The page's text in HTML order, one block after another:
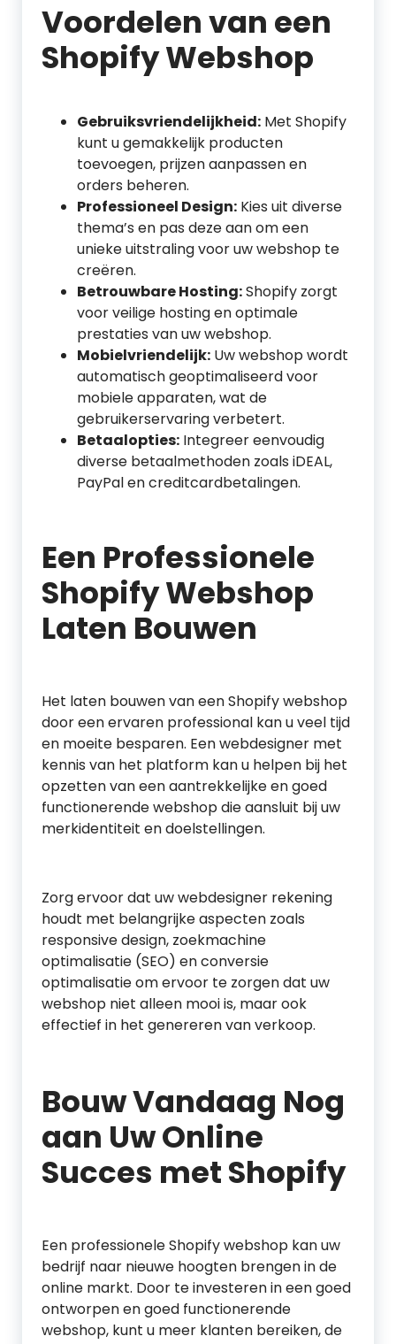
Voordelen van een
Shopify Webshop
Gebruiksvriendelijkheid: Met Shopify
kunt u gemakkelijk producten
toevoegen, prijzen aanpassen en
orders beheren.
Professioneel Design: Kies uit diverse
thema’s en pas deze aan om een
unieke uitstraling voor uw webshop te
creëren.
Betrouwbare Hosting:Shopify zorgt
voor veilige hosting en optimale
prestaties van uw webshop.
Mobielvriendelijk: Uw webshop wordt
automatisch geoptimaliseerd voor
mobiele apparaten, wat de
gebruikerservaring verbetert.
Betaalopties: Integreer eenvoudig
diverse betaalmethoden zoals iDEAL,
PayPal en creditcardbetalingen.
Een Professionele
Shopify Webshop
Laten Bouwen
Het laten bouwen van een Shopify webshop
door een ervaren professional kan u veel tijd
en moeite besparen. Een webdesigner met
kennis van het platform kan u helpen bij het
opzetten van een aantrekkelijke en goed
functionerende webshop die aansluit bij uw
merkidentiteit en doelstellingen.
Zorg ervoor dat uw webdesigner rekening
houdt met belangrijke aspecten zoals
responsive design, zoekmachine
optimalisatie (SEO) en conversie
optimalisatie om ervoor te zorgen dat uw
webshop niet alleen mooi is, maar ook
effectief in het genereren van verkoop.
Bouw Vandaag Nog
aan Uw Online
Succes met Shopify
Een professionele Shopify webshop kan uw
bedrijf naar nieuwe hoogten brengen in de
online markt. Door te investeren in een goed
ontworpen en goed functionerende
webshop, kunt u meer klanten bereiken, de